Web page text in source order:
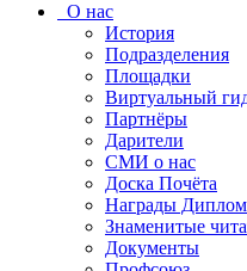
О нас
История
Подразделения
Площадки
Виртуальный
Партнёры
Дарители
СМИ о нас
Доска Почёта
Награды
Знаменитые
Документы